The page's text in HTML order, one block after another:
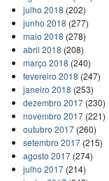
julho 2018 (202)
junho 2018 (277)
maio 2018 (278)
abril 2018 (208)
março 2018 (240)
fevereiro 2018 (247)
janeiro 2018 (253)
dezembro 2017(230)
novembro 2017(221)
outubro 2017(260)
setembro 2017(215)
agosto 2017(274)
julho 2017(214)